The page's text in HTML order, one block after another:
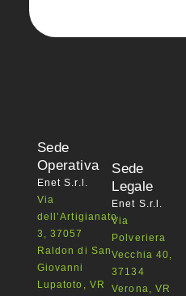
Sede
Operativa
Enet S.r.l.
Via
dell’Artigianato
3, 37057
Raldon di San
Giovanni
Lupatoto, VR
Sede
Legale
Enet S.r.l.
Via
Polveriera
Vecchia 40,
37134
Verona, VR